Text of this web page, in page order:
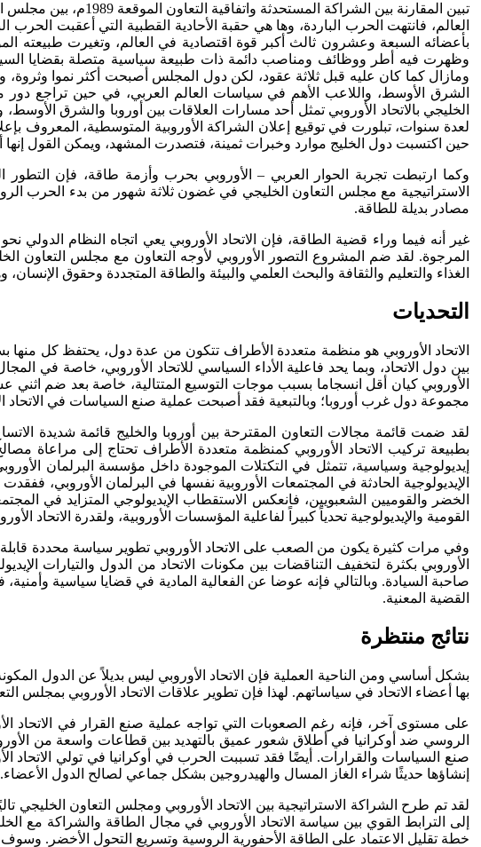
تبين المقارنة بين
العالم، فانتهت الحرب الباردة، وها هي حقبة الأحادية القطبية التي أعقبت
بأعضائه السبعة وعشرون ثالث أكبر قوة اقتصادية في العالم، وتغيرت طبيعته
وظهرت فيه أطر ووظائف ومناصب دائمة ذات طبيعة سياسية متصلة بقضايا
ومازال كما كان عليه قبل ثلاثة عقود، لكن دول المجلس أصبحت أكثر نموا
الشرق الأوسط، واللاعب الأهم في سياسات العالم العربي، في حين تراجع
الخليجي بالاتحاد الأوروبي تمثل أحد مسارات العلاقات بين أوروبا والشرق
حين اكتسبت دول الخليج موارد وخبرات ثمينة، فتصدرت المشهد، ويمكن القول إنها
وكما ارتبطت تجربة الحوار العربي – الأوروبي بحرب وأزمة طاقة، فإن التطور
الاستراتيجية مع مجلس التعاون الخليجي في غضون ثلاثة شهور من بدء الحرب
مصادر بديلة للطاقة.
غير أنه فيما وراء قضية الطاقة، فإن الاتحاد الأوروبي يعي اتجاه النظام
المرجوة. لقد ضم المشروع التصور الأوروبي لأوجه التعاون مع مجلس التعاون
الغذاء والتعليم والثقافة والبحث العلمي والبيئة والطاقة المتجددة وحقوق
التحديات
الاتحاد الأوروبي هو منظمة متعددة الأطراف تتكون من عدة دول، يحتفظ كل منها
بين دول الاتحاد، وبما يحد فاعلية الأداء السياسي للاتحاد الأوروبي، خاصة في
الأوروبي كيان أقل انسجاما بسبب موجات التوسيع المتتالية، خاصة بعد ضم
مجموعة دول غرب أوروبا؛ وبالتبعية فقد أصبحت عملية صنع السياسات في الاتحاد
لقد ضمت قائمة مجالات التعاون المقترحة بين أوروبا والخليج قائمة شديدة
بطبيعة تركيب الاتحاد الأوروبي كمنظمة متعددة الأطراف تحتاج إلى مراعاة
الإيديولوجية الحادثة في المجتمعات الأوروبية نفسها في البرلمان الأوروبي،
الخضر والقوميين الشعبويين، فانعكس الاستقطاب الإيديولوجي المتزايد في
القومية والإيديولوجية تحدياً كبيراً لفاعلية المؤسسات الأوروبية، ولقدرة
الأوروبي بكثرة لتخفيف التناقضات بين مكونات الاتحاد من الدول والتيارات
صاحبة السيادة. وبالتالي فإنه عوضا عن الفعالية المادية في قضايا سياسية
القضية المعنية.
نتائج منتظرة
بشكل أساسي ومن الناحية العملية فإن الاتحاد الأوروبي ليس بديلاً عن الدول
بها أعضاء الاتحاد في سياساتهم. لهذا فإن تطوير علاقات الاتحاد الأوروبي
على مستوى آخر، فإنه رغم الصعوبات التي تواجه عملية صنع القرار في الاتحاد
الروسي ضد أوكرانيا في أطلاق شعور عميق بالتهديد بين قطاعات واسعة من
صنع السياسات والقرارات. أيضًا فقد تسببت الحرب في أوكرانيا في تولي الاتحاد
إنشاؤها حديثًا شراء الغاز المسال والهيدروجين بشكل جماعي لصالح الدول الأعضاء.
لقد تم طرح الشراكة الاستراتيجية بين الاتحاد الأوروبي ومجلس التعاون الخليجي
إلى الترابط القوي بين سياسة الاتحاد الأوروبي في مجال الطاقة والشراكة مع
خطة تقليل الاعتماد على الطاقة الأحفورية الروسية وتسريع التحول الأخضر. وسوف